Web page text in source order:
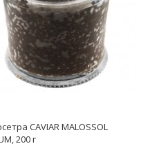
CAVIAR MALOSSOL
200 г